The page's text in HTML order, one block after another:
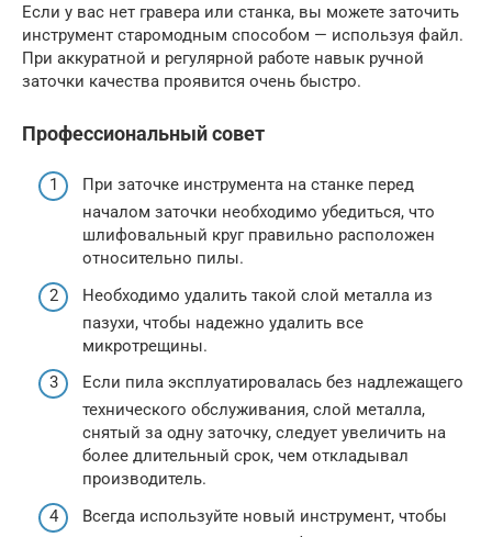
Если у вас нет гравера или станка, вы можете заточить
инструмент старомодным способом — используя файл.
При аккуратной и регулярной работе навык ручной
заточки качества проявится очень быстро.
Профессиональный совет
При заточке инструмента на станке перед
началом заточки необходимо убедиться, что
шлифовальный круг правильно расположен
относительно пилы.
Необходимо удалить такой слой металла из
пазухи, чтобы надежно удалить все
микротрещины.
Если пила эксплуатировалась без надлежащего
технического обслуживания, слой металла,
снятый за одну заточку, следует увеличить на
более длительный срок, чем откладывал
производитель.
Всегда используйте новый инструмент, чтобы